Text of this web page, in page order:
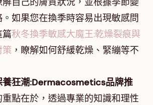
如果您在換季時容易出現敏感問
篇秋冬換季敏感大魔王:乾燥裂痕與
策 ，瞭解如何舒緩乾燥、緊繃等不
養狂潮:Dermacosmetics品牌推
重點在於，透過專業的知識和理性